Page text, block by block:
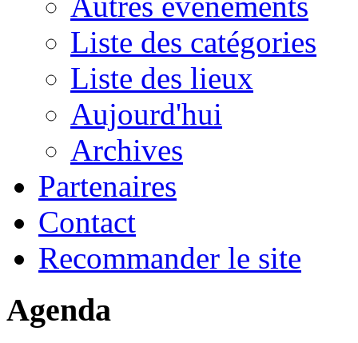
Liste des catégories
Liste des lieux
Aujourd'hui
Archives
Partenaires
Contact
Recommander le site
Agenda